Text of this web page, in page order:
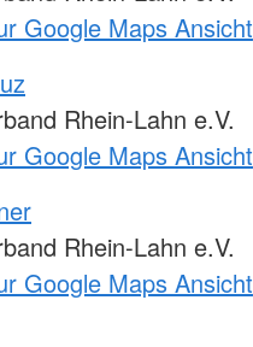
Google Maps Ansicht
Rhein-Lahn e.V.
Google Maps Ansicht
Rhein-Lahn e.V.
Google Maps Ansicht